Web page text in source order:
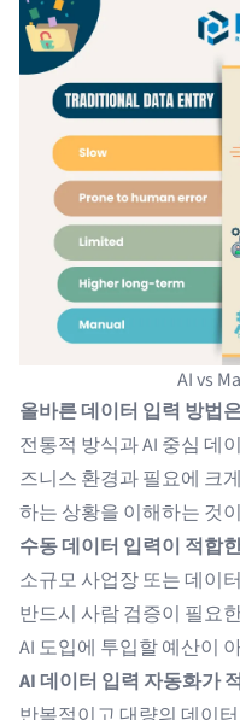
AI vs
올바른 데이터 입력 방법
전통적 방식과 AI 중심 데
즈니스 환경과 필요에 크
하는 상황을 이해하는 것
수동 데이터 입력이 적합
소규모 사업장 또는 데이
반드시 사람 검증이 필요
AI 도입에 투입할 예산이
AI 데이터 입력 자동화가